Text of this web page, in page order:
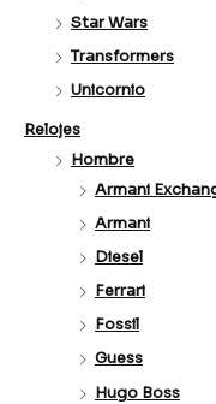
Star Wars
Transformers
Unicornio
Relojes
Hombre
Armani
Armani
Diesel
Ferrari
Fossil
Guess
Hugo Boss